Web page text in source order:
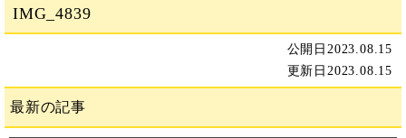
IMG_4839
公開日 2023.08.15
更新日 2023.08.15
最新の記事